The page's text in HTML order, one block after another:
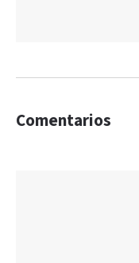
Comentarios